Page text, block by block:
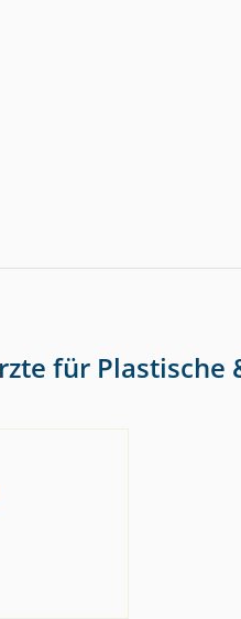
für Plastische